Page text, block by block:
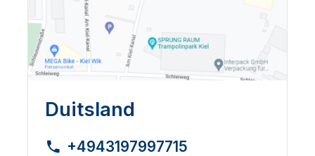
Duitsland
+4943197997715